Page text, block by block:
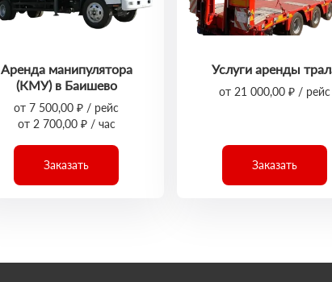
Аренда манипулятора
(КМУ) в Баишево
от 7 500,00 ₽ / рейс
от 2 700,00 ₽ / час
Заказать
Услуги аренды
от 21 000,00 ₽ / рейс
Заказать